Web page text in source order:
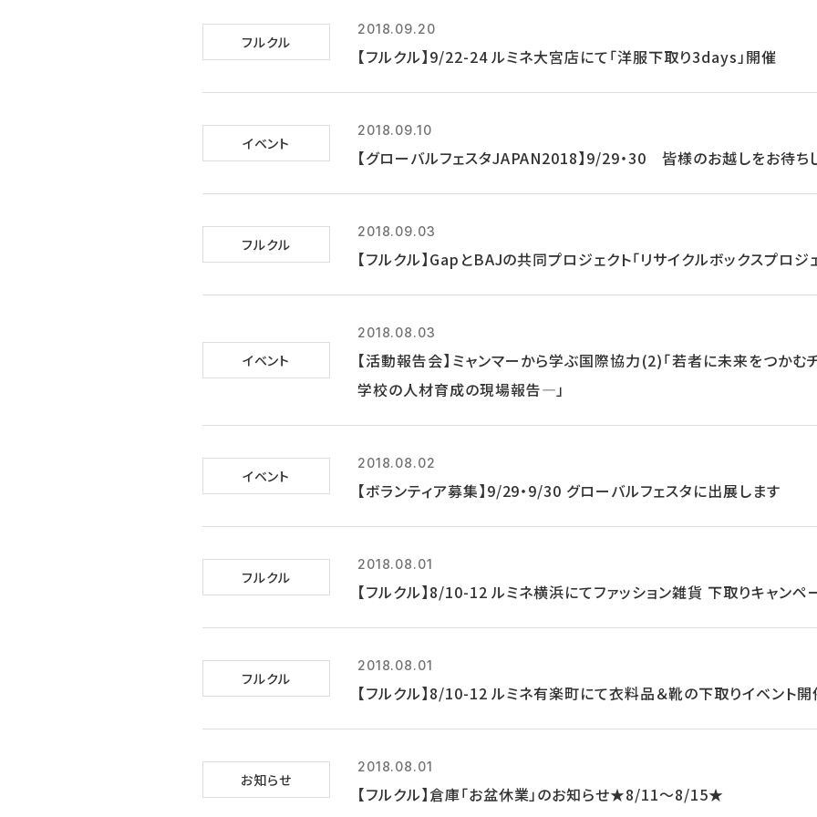
フルクル
2018.09.20
【フルクル】9/22-24 ルミネ大宮店にて「洋服下取り3days」開催
イベント
2018.09.10
【グローバルフェスタJAPAN2018】9/29・30 皆様のお越しをお待ち
フルクル
2018.09.03
【フルクル】GapとBAJの共同プロジェクト「リサイクルボックスプロジ
イベント
2018.08.03
【活動報告会】ミャンマーから学ぶ国際協力(2)「若者に未来をつか
学校の人材育成の現場報告―」
イベント
2018.08.02
【ボランティア募集】9/29・9/30 グローバルフェスタに出展します
フルクル
2018.08.01
【フルクル】8/10-12 ルミネ横浜にてファッション雑貨 下取りキャンペ
フルクル
2018.08.01
【フルクル】8/10-12 ルミネ有楽町にて衣料品＆靴の下取りイベント開
お知らせ
2018.08.01
【フルクル】倉庫「お盆休業」のお知らせ★8/11～8/15★